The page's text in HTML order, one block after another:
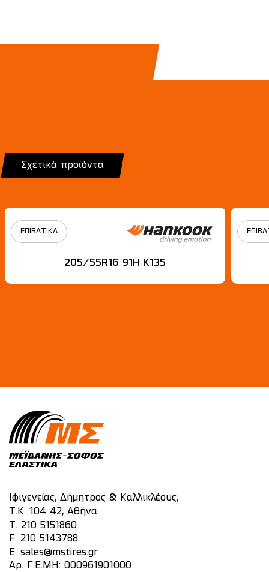
Σχετικά προϊόντα
ΕΠΙΒΑΤΙΚΑ
205/55R16 91H Κ135
Ιφιγενείας, Δήμητρος & Καλλικλέους,
Τ.Κ. 104 42, Αθήνα
T. 210 5151860
F. 210 5143788
E. sales@mstires.gr
Αρ. Γ.Ε.ΜΗ: 000961901000